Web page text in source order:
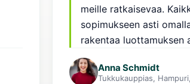
meille ratkaisevaa.
sopimukseen asti
rakentaa luottamuksen
Anna Schmidt
Tukkukauppias,